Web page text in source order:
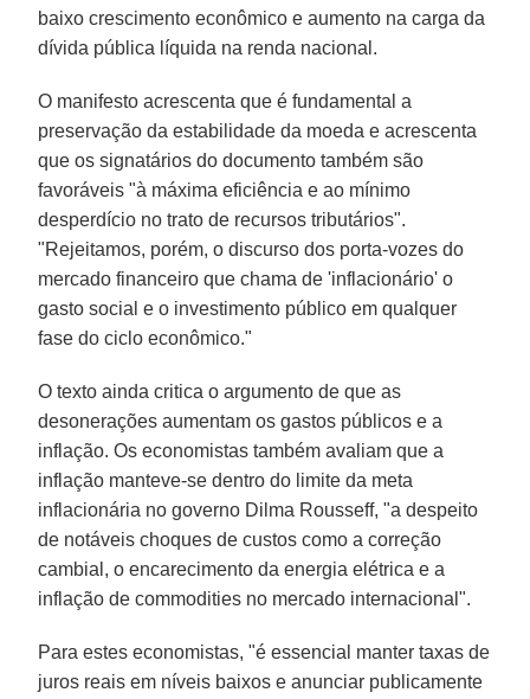
baixo crescimento econômico e aumento na carga da
dívida pública líquida na renda nacional.
O manifesto acrescenta que é fundamental a
preservação da estabilidade da moeda e acrescenta
que os signatários do documento também são
favoráveis "à máxima eficiência e ao mínimo
desperdício no trato de recursos tributários".
"Rejeitamos, porém, o discurso dos porta-vozes do
mercado financeiro que chama de 'inflacionário' o
gasto social e o investimento público em qualquer
fase do ciclo econômico."
O texto ainda critica o argumento de que as
desonerações aumentam os gastos públicos e a
inflação. Os economistas também avaliam que a
inflação manteve-se dentro do limite da meta
inflacionária no governo Dilma Rousseff, "a despeito
de notáveis choques de custos como a correção
cambial, o encarecimento da energia elétrica e a
inflação de commodities no mercado internacional".
Para estes economistas, "é essencial manter taxas de
juros reais em níveis baixos e anunciar publicamente